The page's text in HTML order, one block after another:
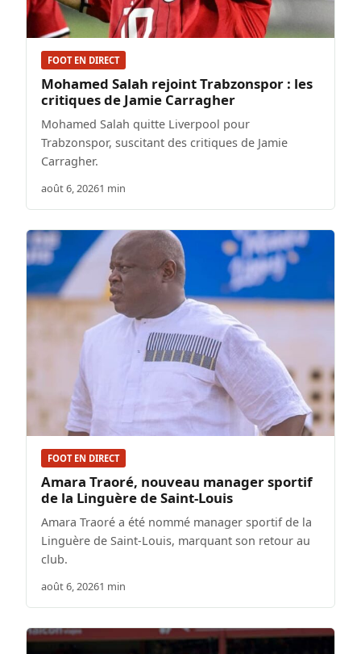
FOOT EN DIRECT
Mohamed Salah rejoint Trabzonspor : les
critiques de Jamie Carragher
Mohamed Salah quitte Liverpool pour
Trabzonspor, suscitant des critiques de Jamie
Carragher.
août 6, 20261 min
FOOT EN DIRECT
Amara Traoré, nouveau manager sportif
de la Linguère de Saint-Louis
Amara Traoré a été nommé manager sportif de la
Linguère de Saint-Louis, marquant son retour au
club.
août 6, 20261 min